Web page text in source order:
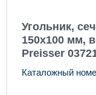
Угольник,
150x100 мм,
Preisser
Каталожный